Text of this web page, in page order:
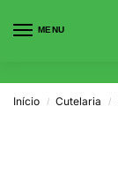
MENU
Início / Cutelaria /